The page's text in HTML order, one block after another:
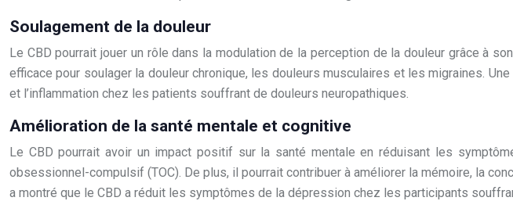
Soulagement de la douleur
Le CBD pourrait jouer un rôle dans la modulation de la perception de la douleur grâce à
efficace pour soulager la douleur chronique, les douleurs musculaires et les migraines.
et l’inflammation chez les patients souffrant de douleurs neuropathiques.
Amélioration de la santé mentale et cognitive
Le CBD pourrait avoir un impact positif sur la santé mentale en réduisant les
obsessionnel-compulsif (TOC). De plus, il pourrait contribuer à améliorer la mémoire, la
a montré que le CBD a réduit les symptômes de la dépression chez les participants